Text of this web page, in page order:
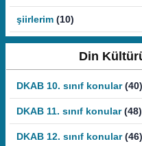
şiirlerim (10)
Din
DKAB 10. sınıf konular (40)
DKAB 11. sınıf konular (48)
DKAB 12. sınıf konular (46)